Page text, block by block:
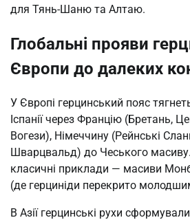
для Тянь-Шаню та Алтаю.
Глобальні прояви
Європи до далеких
У Європі герцинський пояс
Іспанії через Францію (Бретань,
Вогези), Німеччину (Рейнські
Шварцвальд) до Чеського масиву.
класичні приклади — масиви
(де герциніди перекрито
В Азії герцинські рухи